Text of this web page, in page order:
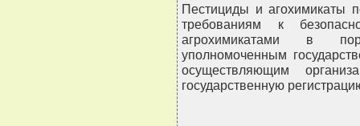
Пестициды и агохимикаты
требованиям к
агрохимикатами в
уполномоченным
осуществляющим
государственную